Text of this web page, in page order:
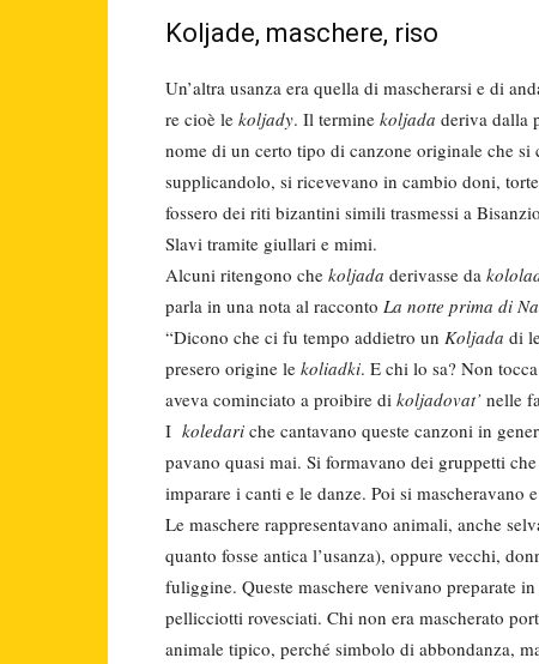
Koljade, maschere, riso
Un’altra usanza era quella di masche­rarsi e di
re cioè le koljady. Il termine koljada deriva dalla
nome di un certo tipo di canzone originale che
supplicandolo, si rice­vevano in cambio doni,
fossero dei riti bizantini simili trasmessi a
Slavi tramite giullari e mi­mi.
Alcuni ritengono che koljada derivas­se da
parla in una nota al racconto La notte prima di
“Dicono che ci fu tempo addietro un Koljada di
presero origine le koliadki. E chi lo sa? Non
aveva co­minciato a proibire di koljadovat’ nel­le
I koledari che cantavano queste can­zoni in
pavano quasi mai. Si formavano dei gruppetti
impa­rare i canti e le danze. Poi si maschera­vano
Le maschere rappresentavano animali, anche
quan­to fosse antica l’usanza), oppure vec­chi,
fuliggi­ne. Queste maschere venivano prepa­rate
pellicciotti rovesciati. Chi non era mascherato
animale ti­pico, perché simbolo di abbondanza,